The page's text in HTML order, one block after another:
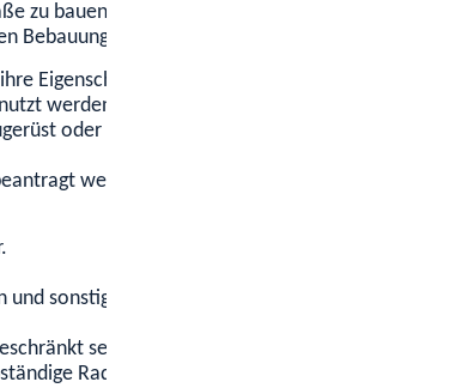
zu bauen oder zu ändern und vor allem, ob
Bebauungsplans errichtet werden dürfen.
Eigenschaft als öffentliche Sache. Das heißt, sie
werden (Gemeingebrauch). Will jemand die
oder einen Verkaufsstand aufstellen, so
werden. Einführende Informationen dazu
sonstigen Straßen unterschieden, die dem
sein und nur auf eine bestimmte
Radwege (der Gemeinde), die nicht